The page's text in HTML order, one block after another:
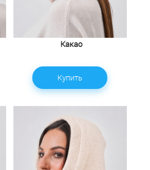
Какао
Купить